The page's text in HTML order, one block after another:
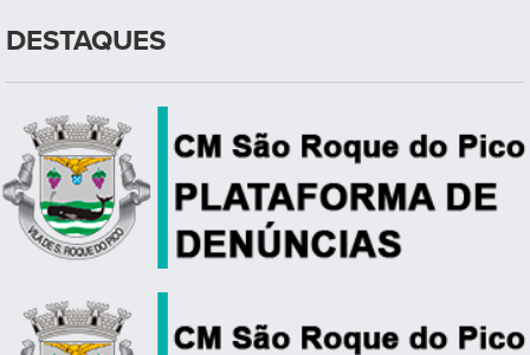
DESTAQUES